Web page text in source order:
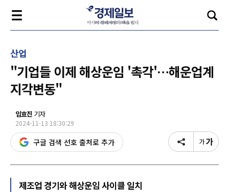
산업
"기업들 이제 해상운임 '촉각'…해운업계
지각변동"
임효진 기자
2024-11-13 18:30:29
구글 검색 선호 출처로 추가
제조업 경기와 해상운임 사이클 일치